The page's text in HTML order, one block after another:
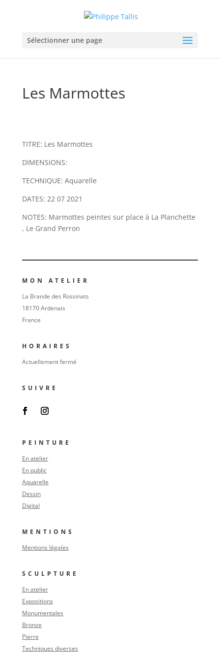
Sélectionner une page
Les Marmottes
TITRE: Les Marmottes
DIMENSIONS:
TECHNIQUE: Aquarelle
DATES: 22 07 2021
NOTES: Marmottes peintes sur place à La Planchette
, Le Grand Perron
MON ATELIER
La Brande des Rossinats
18170 Ardenais
France
HORAIRES
Actuellement fermé
SUIVRE
PEINTURE
En atelier
En public
Aquarelle
Dessin
Digital
MENTIONS
Mentions légales
SCULPTURE
En atelier
Expositions
Monumentales
Bronze
Pierre
Techniques diverses